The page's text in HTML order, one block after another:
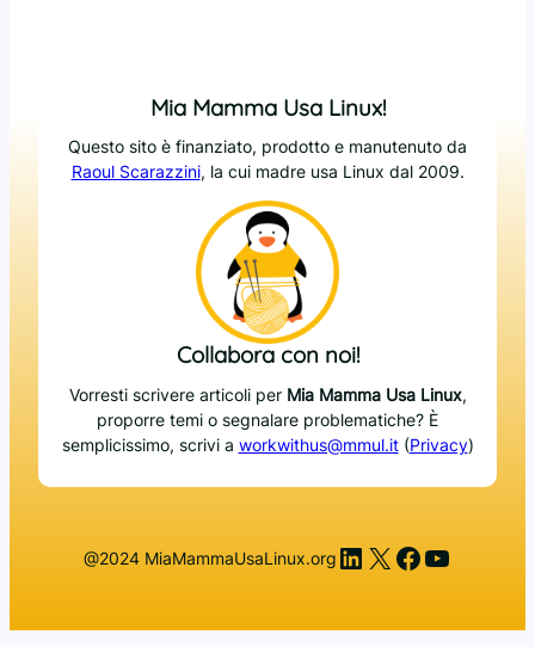
Mia Mamma Usa Linux!
Questo sito è finanziato, prodotto e manutenuto da
Raoul Scarazzini, la cui madre usa Linux dal 2009.
Collabora con noi!
Vorresti scrivere articoli per Mia Mamma Usa Linux,
proporre temi o segnalare problematiche? È
semplicissimo, scrivi a workwithus@mmul.it(Privacy)
@2024 MiaMammaUsaLinux.org LinkedIn
X Facebook